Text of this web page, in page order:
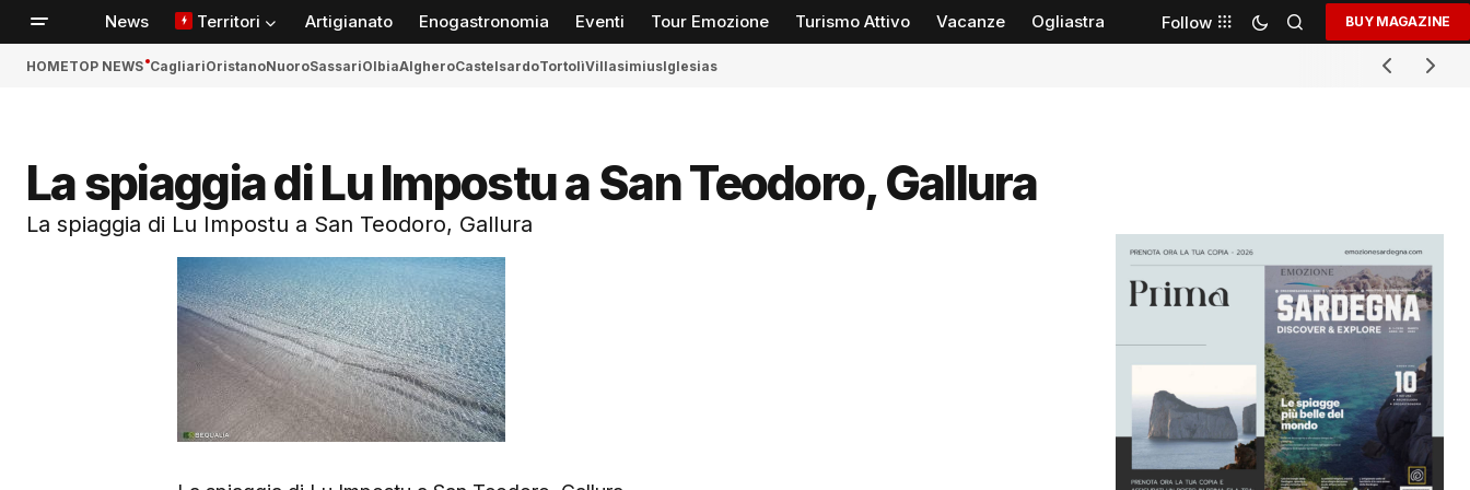
News Territori Artigianato Enogastronomia Eventi Tour Emozione Turismo Attivo Vacanze Ogliastra Follow BUY MAGAZINE
HOMETOP NEWS CagliariOristanoNuoroSassariOlbiaAlgheroCastelsardoTortolìVillasimiusIglesias
La spiaggia di Lu Impostu a San Teodoro, Gallura
La spiaggia di Lu Impostu a San Teodoro, Gallura